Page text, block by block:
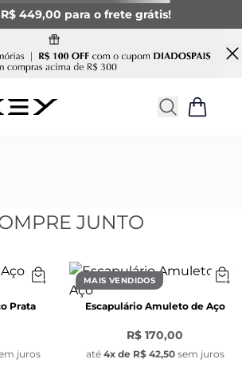
449,00 para o frete grátis!
JUNTO
Prata
juros
MAIS VENDIDOS
Escapulário Amuleto de Aço
R$ 170,00
até 4x de R$ 42,50 sem juros